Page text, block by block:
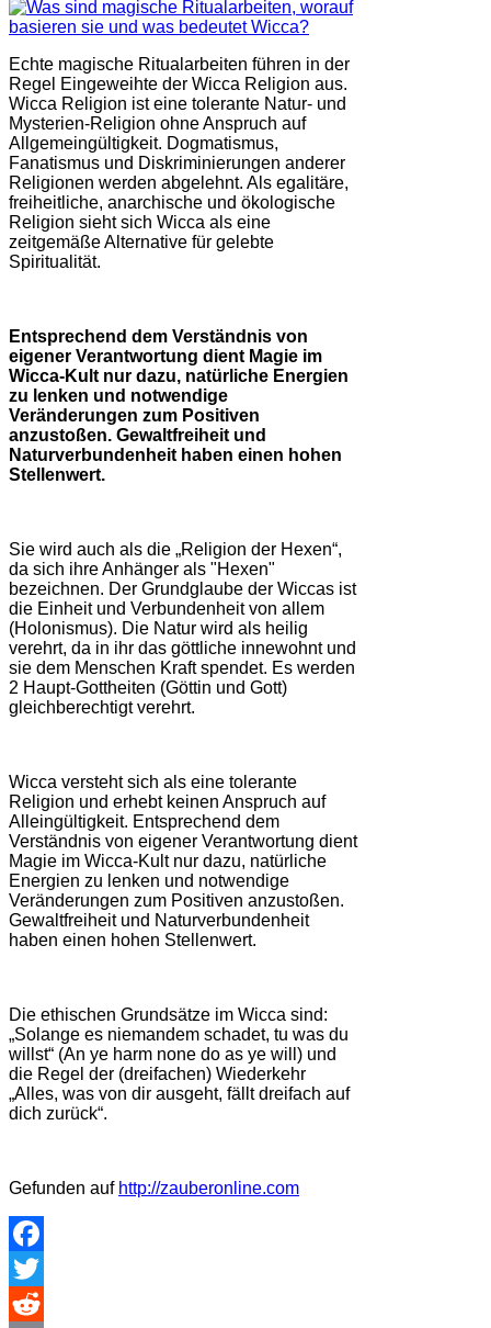
Echte magische Ritualarbeiten führen in der
Regel Eingeweihte der Wicca Religion aus.
Wicca Religion ist eine tolerante Natur- und
Mysterien-Religion ohne Anspruch auf
Allgemeingültigkeit. Dogmatismus,
Fanatismus und Diskriminierungen anderer
Religionen werden abgelehnt. Als egalitäre,
freiheitliche, anarchische und ökologische
Religion sieht sich Wicca als eine
zeitgemäße Alternative für gelebte
Spiritualität.
Entsprechend dem Verständnis von
eigener Verantwortung dient Magie im
Wicca-Kult nur dazu, natürliche Energien
zu lenken und notwendige
Veränderungen zum Positiven
anzustoßen. Gewaltfreiheit und
Naturverbundenheit haben einen hohen
Stellenwert.
Sie wird auch als die „Religion der Hexen“,
da sich ihre Anhänger als "Hexen"
bezeichnen. Der Grundglaube der Wiccas ist
die Einheit und Verbundenheit von allem
(Holonismus). Die Natur wird als heilig
verehrt, da in ihr das göttliche innewohnt und
sie dem Menschen Kraft spendet. Es werden
2 Haupt-Gottheiten (Göttin und Gott)
gleichberechtigt verehrt.
Wicca versteht sich als eine tolerante
Religion und erhebt keinen Anspruch auf
Alleingültigkeit. Entsprechend dem
Verständnis von eigener Verantwortung dient
Magie im Wicca-Kult nur dazu, natürliche
Energien zu lenken und notwendige
Veränderungen zum Positiven anzustoßen.
Gewaltfreiheit und Naturverbundenheit
haben einen hohen Stellenwert.
Die ethischen Grundsätze im Wicca sind:
„Solange es niemandem schadet, tu was du
willst“ (An ye harm none do as ye will) und
die Regel der (dreifachen) Wiederkehr
„Alles, was von dir ausgeht, fällt dreifach auf
dich zurück“.
Gefunden auf http://zauberonline.com
Facebook
Twitter